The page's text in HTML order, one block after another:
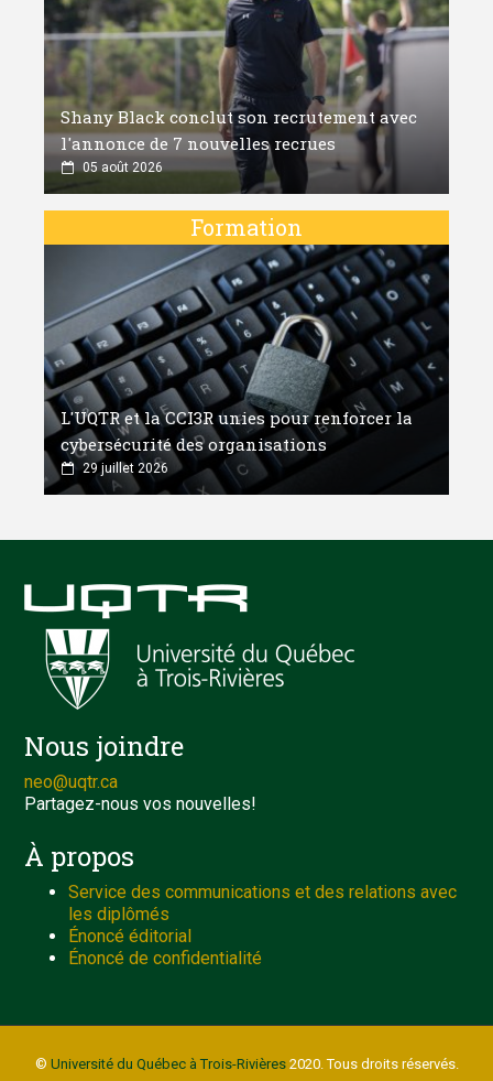
Shany Black conclut son recrutement avec
l'annonce de 7 nouvelles recrues
05 août 2026
Formation
L'UQTR et la CCI3R unies pour renforcer la
cybersécurité des organisations
29 juillet 2026
Nous joindre
neo@uqtr.ca
Partagez-nous vos nouvelles!
À propos
Service des communications et des relations avec
les diplômés
Énoncé éditorial
Énoncé de confidentialité
© Université du Québec à Trois-Rivières2020. Tous droits réservés.